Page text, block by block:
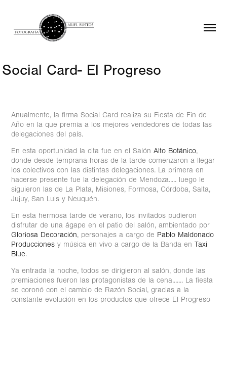
Social Card- El Progreso
Anualmente, la firma Social Card realiza su Fiesta de Fin de
Año en la que premia a los mejores vendedores de todas las
delegaciones del país.
En esta oportunidad la cita fue en el SalónAlto Botánico,
donde desde temprana horas de la tarde comenzaron a llegar
los colectivos con las distintas delegaciones. La primera en
hacerse presente fue la delegación de Mendoza..... luego le
siguieron las de La Plata, Misiones, Formosa, Córdoba, Salta,
Jujuy, San Luis y Neuquén.
En esta hermosa tarde de verano, los invitados pudieron
disfrutar de una ágape en el patio del salón, ambientado por
Gloriosa Decoración, personajes a cargo de Pablo Maldonado
Producciones y música en vivo a cargo de la Banda enTaxi
Blue.
Ya entrada la noche, todos se dirigieron al salón, donde las
premiaciones fueron las protagonistas de la cena....... La fiesta
se coronó con el cambio de Razón Social, gracias a la
constante evolución en los productos que ofrece El Progreso